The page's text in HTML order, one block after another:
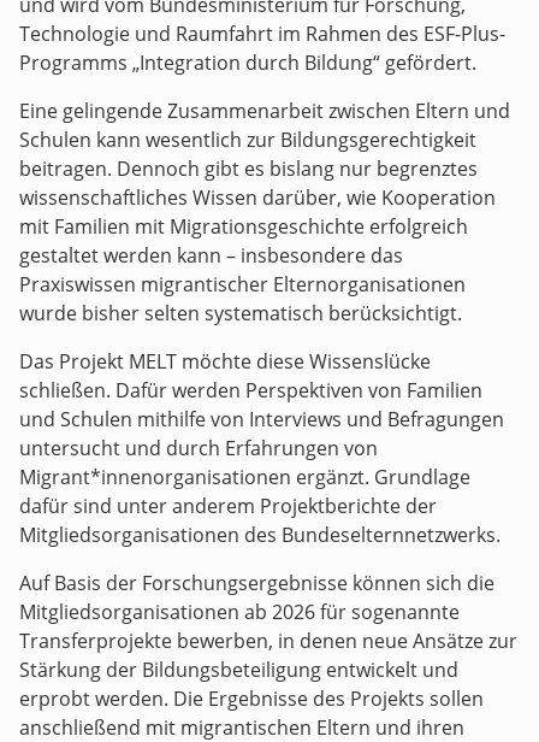
Technologie und Raumfahrt im Rahmen des ESF-Plus-
Programms „Integration durch Bildung“ gefördert.
Eine gelingende Zusammenarbeit zwischen Eltern und
Schulen kann wesentlich zur Bildungsgerechtigkeit
beitragen. Dennoch gibt es bislang nur begrenztes
wissenschaftliches Wissen darüber, wie Kooperation
mit Familien mit Migrationsgeschichte erfolgreich
gestaltet werden kann – insbesondere das
Praxiswissen migrantischer Elternorganisationen
wurde bisher selten systematisch berücksichtigt.
Das Projekt MELT möchte diese Wissenslücke
schließen. Dafür werden Perspektiven von Familien
und Schulen mithilfe von Interviews und Befragungen
untersucht und durch Erfahrungen von
Migrant*innenorganisationen ergänzt. Grundlage
dafür sind unter anderem Projektberichte der
Mitgliedsorganisationen des Bundeselternnetzwerks.
Auf Basis der Forschungsergebnisse können sich die
Mitgliedsorganisationen ab 2026 für sogenannte
Transferprojekte bewerben, in denen neue Ansätze zur
Stärkung der Bildungsbeteiligung entwickelt und
erprobt werden. Die Ergebnisse des Projekts sollen
anschließend mit migrantischen Eltern und ihren